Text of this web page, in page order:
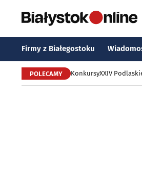
Firmy z Białegostoku
POLECAMY KonkursyXXIV